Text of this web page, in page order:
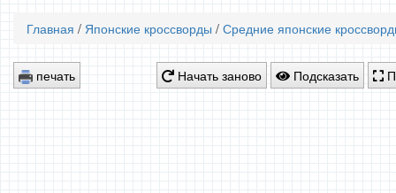
Главная / Японские кроссворды / Средние японские
печать Начать заново Подсказать